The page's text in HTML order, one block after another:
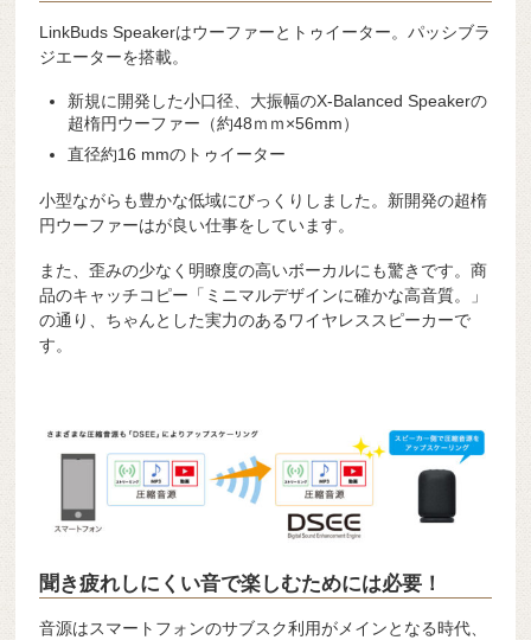
LinkBuds Speakerはウーファーとトゥイーター。パッシブラ
ジエーターを搭載。
新規に開発した小口径、大振幅のX-Balanced Speakerの
超楕円ウーファー（約48ｍｍ×56mm）
直径約16 mmのトゥイーター
小型ながらも豊かな低域にびっくりしました。新開発の超楕
円ウーファーはが良い仕事をしています。
また、歪みの少なく明瞭度の高いボーカルにも驚きです。商
品のキャッチコピー「ミニマルデザインに確かな高音質。」
の通り、ちゃんとした実力のあるワイヤレススピーカーで
す。
聞き疲れしにくい音で楽しむためには必要！
音源はスマートフォンのサブスク利用がメインとなる時代、